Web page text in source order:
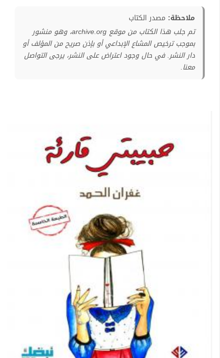
ملاحظة: مصدر الكتاب
تم جلب هذا الكتاب من موقع archive.org، وهو منشور
بموجب ترخيص المشاع الإبداعي أو بإذن صريح من المؤلف أو
دار النشر. في حال وجود اعتراض على النشر، يرجى التواصل
معنا.